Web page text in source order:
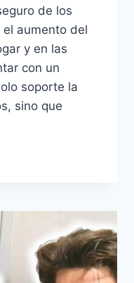
de los
aumento del
y en las
con un
soporte la
sino que